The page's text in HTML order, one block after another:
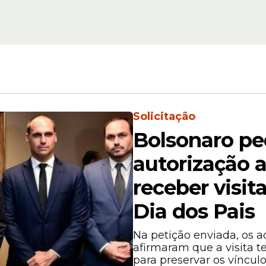
a pedidos de decretação de prisão de
Solicitação
Bolsonaro
autorização
receber
Dia dos Pais
Na petição enviada, os
afirmaram que a visita
para preservar os